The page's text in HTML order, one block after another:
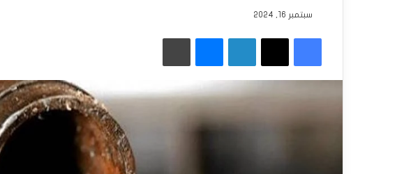
سبتمبر 16, 2024
فيسبوك
‫X لينكدإن ماسنجر طباعة